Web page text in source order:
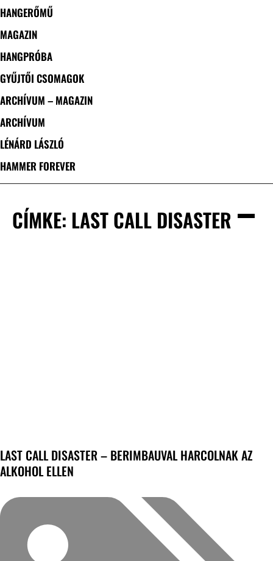
HANGERŐMŰ
MAGAZIN
HANGPRÓBA
GYŰJTŐI CSOMAGOK
ARCHÍVUM – MAGAZIN
ARCHÍVUM
LÉNÁRD LÁSZLÓ
HAMMER FOREVER
CÍMKE: LAST CALL DISASTER
LAST CALL DISASTER – BERIMBAUVAL HARCOLNAK AZ
ALKOHOL ELLEN